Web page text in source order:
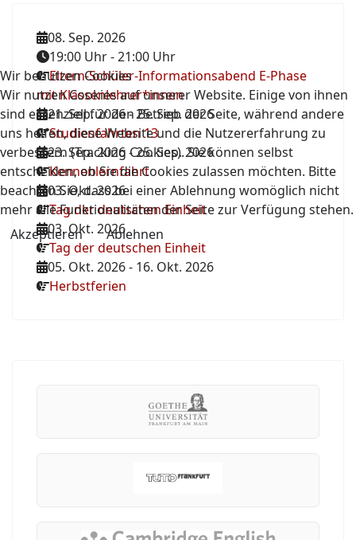
08. Sep. 2026
19:00 Uhr-21:00 Uhr
Eltern-Schüler-Informationsabend E-Phase
mit Klassenlehrer*innen
21. Sep. 2026-25. Sep. 2026
Studienfahrten 13
23. Sep. 2026-25. Sep. 2026
Kennenlernfahrt
03. Okt. 2026
Tag der deutschen Einheit
03. Okt. 2026
Tag der deutschen Einheit
05. Okt. 2026- 16. Okt. 2026
Herbstferien
Wir benutzen Cookies
Wir nutzen Cookies auf unserer Website. Einige von ihnen
sind essenziell für den Betrieb der Seite, während andere
uns helfen, diese Website und die Nutzererfahrung zu
verbessern (Tracking Cookies). Sie können selbst
entscheiden, ob Sie die Cookies zulassen möchten. Bitte
beachten Sie, dass bei einer Ablehnung womöglich nicht
mehr alle Funktionalitäten der Seite zur Verfügung stehen.
Akzeptieren
Ablehnen